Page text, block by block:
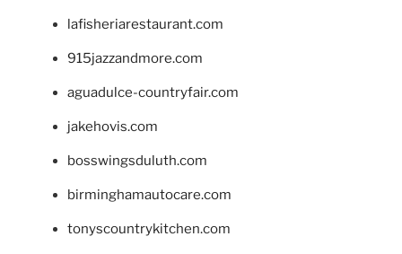
lafisheriarestaurant.com
915jazzandmore.com
aguadulce-countryfair.com
jakehovis.com
bosswingsduluth.com
birminghamautocare.com
tonyscountrykitchen.com